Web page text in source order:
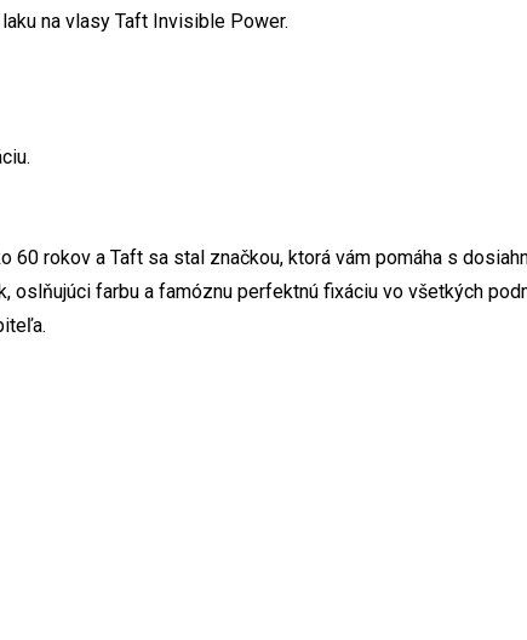
na vlasy Taft Invisible Power.
60 rokov a Taft sa stal značkou, ktorá vám pomáha s
farbu a famóznu perfektnú fixáciu vo všetkých